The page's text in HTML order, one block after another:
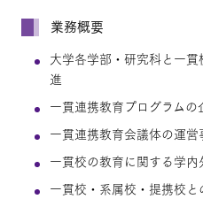
業務概要
大学各学部・研究科と一
進
一貫連携教育プログラムの
一貫連携教育会議体の運営
一貫校の教育に関する学
一貫校・系属校・提携校